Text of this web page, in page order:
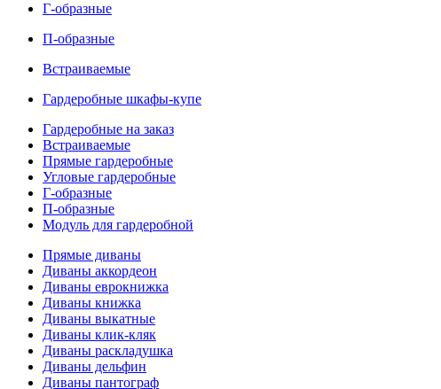
Г-образные
П-образные
Встраиваемые
Гардеробные шкафы-купе
Гардеробные на заказ
Встраиваемые
Прямые гардеробные
Угловые гардеробные
Г-образные
П-образные
Модуль для гардеробной
Прямые диваны
Диваны аккордеон
Диваны еврокнижка
Диваны книжка
Диваны выкатные
Диваны клик-кляк
Диваны раскладушка
Диваны дельфин
Диваны пантограф